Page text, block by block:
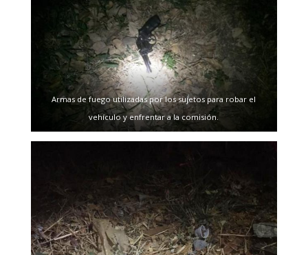
Armas de fuego utilizadas por los sujetos para robar el
vehículo y enfrentar a la comisión.